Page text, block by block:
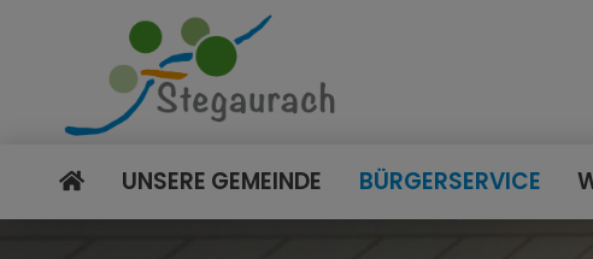
UNSERE GEMEINDE BÜRGERSERVICE